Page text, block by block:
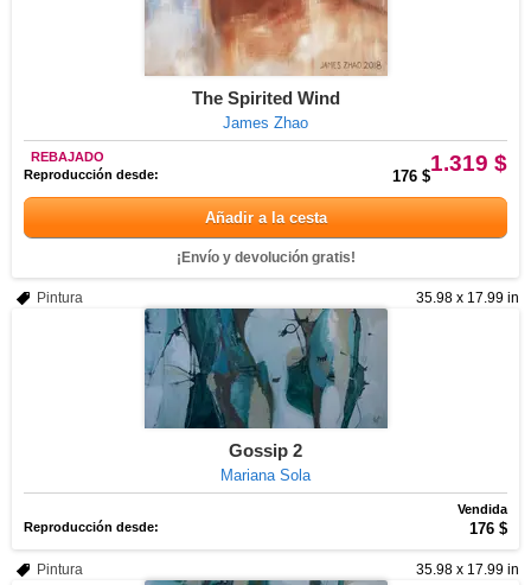
The Spirited Wind
James Zhao
1.319 $
REBAJADO
Reproducción desde:
176 $
Añadir a la cesta
¡Envío y devolución gratis!
35.98 x 17.99 in
Pintura
Gossip 2
Mariana Sola
Vendida
Reproducción desde:
176 $
35.98 x 17.99 in
Pintura